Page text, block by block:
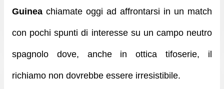
Guinea chiamate oggi ad affrontarsi in un match
con pochi spunti di interesse su un campo neutro
spagnolo dove, anche in ottica tifoserie, il
richiamo non dovrebbe essere irresistibile.